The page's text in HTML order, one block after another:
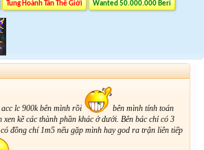
Tung Hoành Tân Thế Giới Wanted 50.000.000 Beri
lc 900k bên mình rồi
bên mình tính toán
kẽ các thành phần khác ở dưới. Bên bác chỉ có 3
đồng chí 1m5 nếu gặp mình hay god ra trận liên tiếp